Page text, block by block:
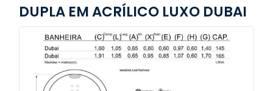
DUPLA EM ACRÍLICO LUXO DUBAI